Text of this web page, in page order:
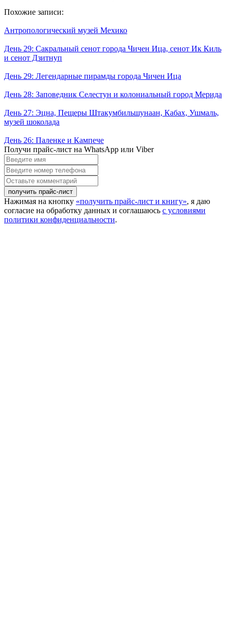
Похожие записи:
Антропологический музей Мехико
День 29: Сакральный сенот города Чичен Ица, сенот Ик Киль
и сенот Дзитнуп
День 29: Легендарные пирамды города Чичен Ица
День 28: Заповедник Селестун и колониальный город Мерида
День 27: Эцна, Пещеры Штакумбильшунаан, Кабах, Ушмаль,
музей шоколада
День 26: Паленке и Кампече
Получи прайс-лист на WhatsApp или Viber
Введите
имя
Введите
номер
телефона
Оставьте
комментарий
Нажимая на кнопку «получить прайс-лист и книгу», я даю
согласие на обработку данных и соглашаюсь с условиями
политики конфиденциальности.